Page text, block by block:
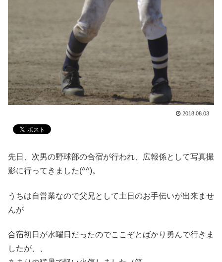
2018.08.03
先日、次男の野球部の合宿が行われ、広報係として写真撮
影に行ってきました(^^)。
うちは自営業なので父兄として土日のお手伝いが出来ませ
んが
合宿初日が水曜日だったのでここぞとばかり勇んで行きま
したが、、